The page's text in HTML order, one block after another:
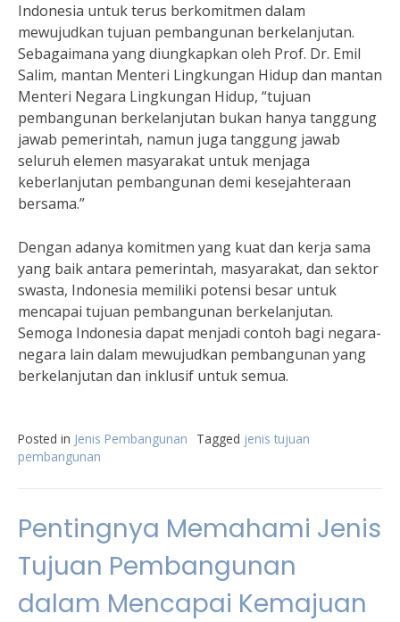
Indonesia untuk terus berkomitmen dalam
mewujudkan tujuan pembangunan berkelanjutan.
Sebagaimana yang diungkapkan oleh Prof. Dr. Emil
Salim, mantan Menteri Lingkungan Hidup dan mantan
Menteri Negara Lingkungan Hidup, “tujuan
pembangunan berkelanjutan bukan hanya tanggung
jawab pemerintah, namun juga tanggung jawab
seluruh elemen masyarakat untuk menjaga
keberlanjutan pembangunan demi kesejahteraan
bersama.”
Dengan adanya komitmen yang kuat dan kerja sama
yang baik antara pemerintah, masyarakat, dan sektor
swasta, Indonesia memiliki potensi besar untuk
mencapai tujuan pembangunan berkelanjutan.
Semoga Indonesia dapat menjadi contoh bagi negara-
negara lain dalam mewujudkan pembangunan yang
berkelanjutan dan inklusif untuk semua.
Posted in Jenis Pembangunan Tagged jenis tujuan
pembangunan
Pentingnya Memahami Jenis
Tujuan Pembangunan
dalam Mencapai Kemajuan